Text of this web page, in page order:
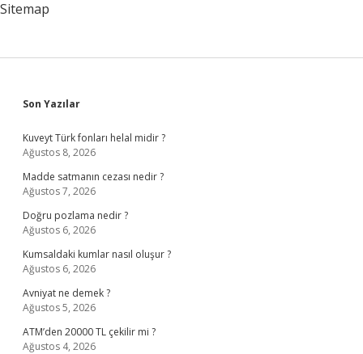
Sitemap
Sidebar
Son Yazılar
Kuveyt Türk fonları helal midir ?
Ağustos 8, 2026
Madde satmanın cezası nedir ?
Ağustos 7, 2026
Doğru pozlama nedir ?
Ağustos 6, 2026
Kumsaldaki kumlar nasıl oluşur ?
Ağustos 6, 2026
Avniyat ne demek ?
Ağustos 5, 2026
ATM’den 20000 TL çekilir mi ?
Ağustos 4, 2026